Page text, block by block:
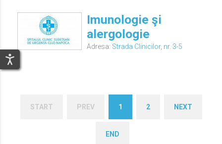
Imunologie şi
alergologie
Adresa: Strada Clinicilor, nr. 3-5
START PREV 1 2 NEXT
END